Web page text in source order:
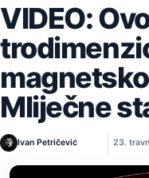
VIDEO:
Mliječne
Ivan Petričević 23.